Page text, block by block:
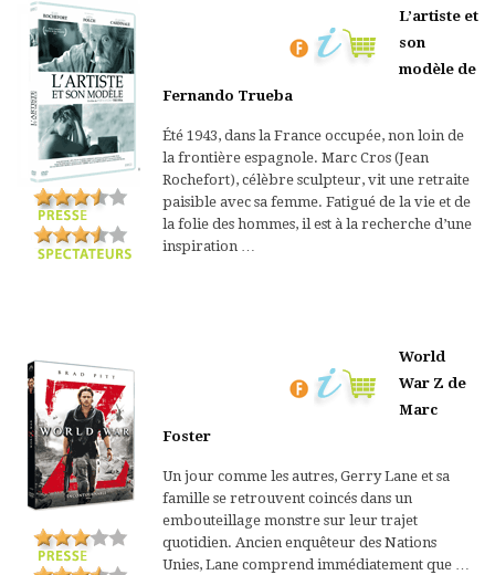
L’artiste et
son
modèle de
Fernando Trueba
Été 1943, dans la France occupée, non loin de
la frontière espagnole. Marc Cros (Jean
Rochefort), célèbre sculpteur, vit une retraite
paisible avec sa femme. Fatigué de la vie et de
la folie des hommes, il est à la recherche d’une
inspiration …
World
War Z de
Marc
Foster
Un jour comme les autres, Gerry Lane et sa
famille se retrouvent coincés dans un
embouteillage monstre sur leur trajet
quotidien. Ancien enquêteur des Nations
Unies, Lane comprend immédiatement que …